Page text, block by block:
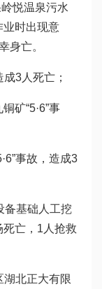
悦温泉污水
业时出现意
身亡。
3人死亡；
矿“5·6”事
事故，造成3
备基础人工挖
亡，1人抢救
湖北正大有限